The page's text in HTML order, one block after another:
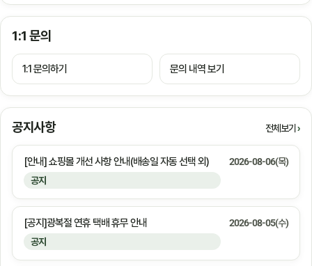
1:1 문의
1:1 문의하기 문의 내역 보기
공지사항 전체보기
공지
[안내] 쇼핑몰 개선 사항 안내(배송일 자동 선택 외) 2026-08-06(목)
공지
[공지]광복절 연휴 택배 휴무 안내 2026-08-05(수)